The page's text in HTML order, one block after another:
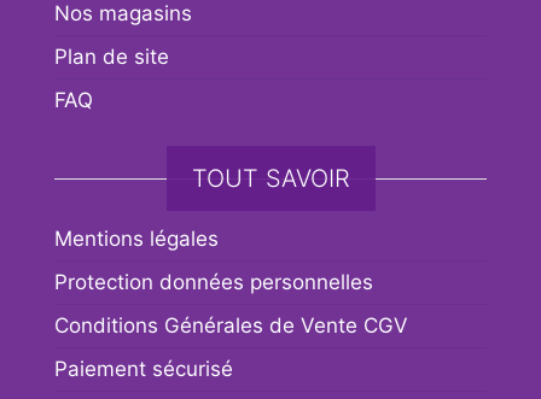
Nos magasins
Plan de site
FAQ
TOUT SAVOIR
Mentions légales
Protection données personnelles
Conditions Générales de Vente CGV
Paiement sécurisé